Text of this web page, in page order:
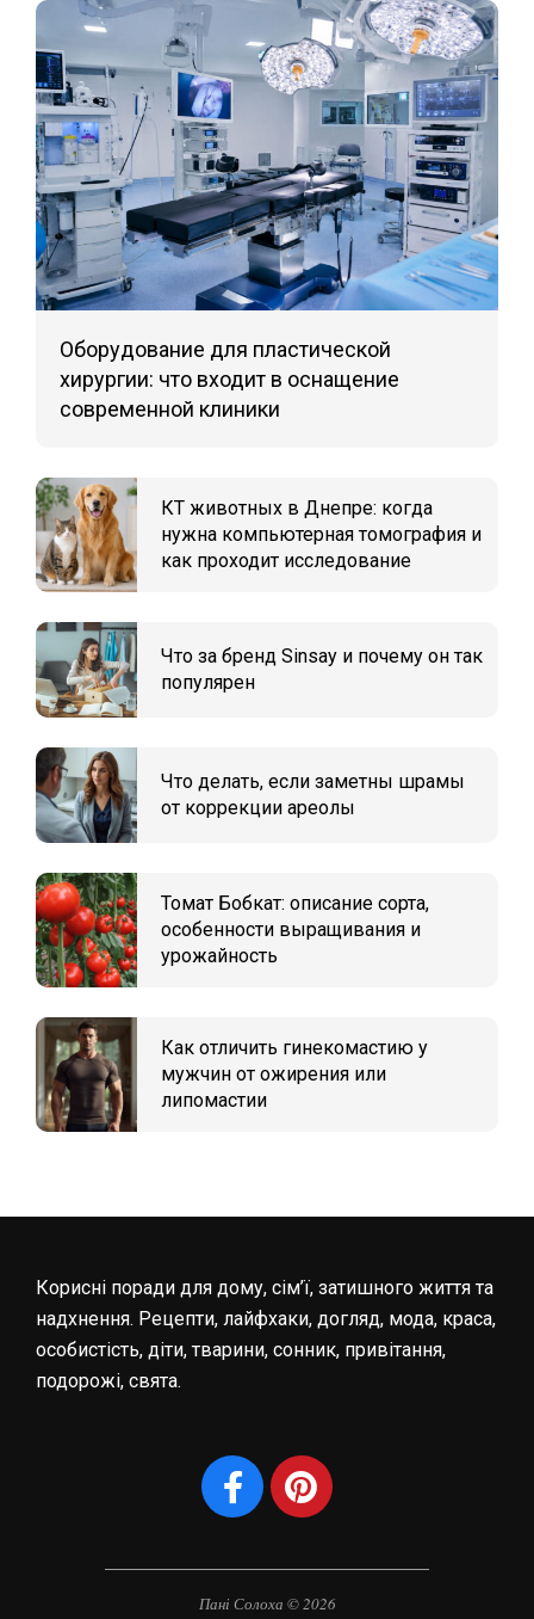
Оборудование для пластической
хирургии: что входит в оснащение
современной клиники
КТ животных в Днепре: когда
нужна компьютерная томография и
как проходит исследование
Что за бренд Sinsay и почему он так
популярен
Что делать, если заметны шрамы
от коррекции ареолы
Томат Бобкат: описание сорта,
особенности выращивания и
урожайность
Как отличить гинекомастию у
мужчин от ожирения или
липомастии
Корисні поради для дому, сім’ї, затишного життя та
надхнення. Рецепти, лайфхаки, догляд, мода, краса,
особистість, діти, тварини, сонник, привітання,
подорожі, свята.
Пані Солоха © 2026